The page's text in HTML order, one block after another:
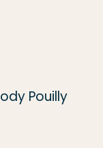
Pouilly